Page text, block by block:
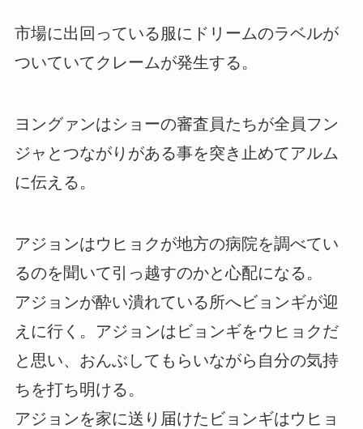
市場に出回っている服にドリームのラベルが
ついていてクレームが発生する。
ヨングァンはショーの審査員たちが全員フン
ジャとつながりがある事を突き止めてアルム
に伝える。
アジョンはウヒョクが地方の病院を調べてい
るのを聞いて引っ越すのかと心配になる。
アジョンが酔い潰れている所へビョンギが迎
えに行く。アジョンはビョンギをウヒョクだ
と思い、おんぶしてもらいながら自分の気持
ちを打ち明ける。
アジョンを家に送り届けたビョンギはウヒョ